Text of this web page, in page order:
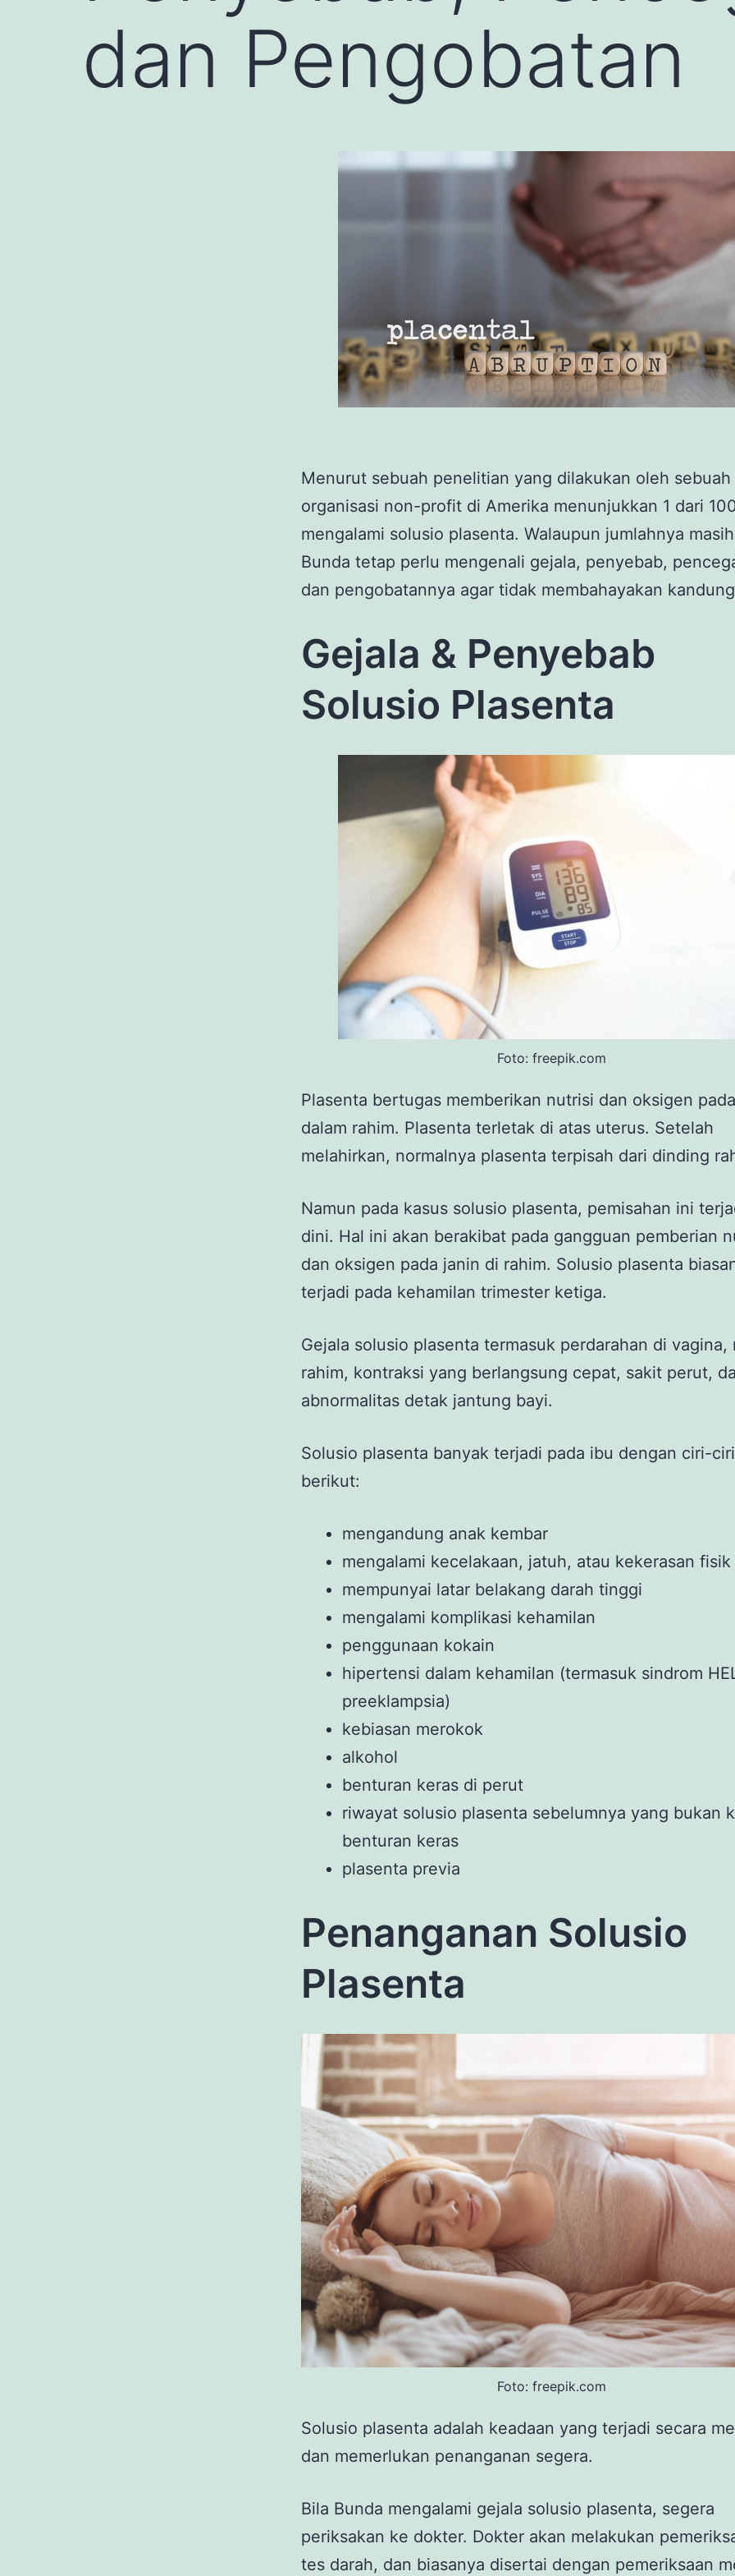
dan Pengobatan
Menurut sebuah penelitian yang dilakukan oleh sebuah
organisasi non-profit di Amerika menunjukkan 1 dari
mengalami solusio plasenta. Walaupun jumlahnya
Bunda tetap perlu mengenali gejala, penyebab,
dan pengobatannya agar tidak membahayakan
Gejala & Penyebab
Solusio Plasenta
Foto: freepik.com
Plasenta bertugas memberikan nutrisi dan oksigen
dalam rahim. Plasenta terletak di atas uterus. Setelah
melahirkan, normalnya plasenta terpisah dari dinding
Namun pada kasus solusio plasenta, pemisahan ini
dini. Hal ini akan berakibat pada gangguan pemberian
dan oksigen pada janin di rahim. Solusio plasenta
terjadi pada kehamilan trimester ketiga.
Gejala solusio plasenta termasuk perdarahan di vagina,
rahim, kontraksi yang berlangsung cepat, sakit perut,
abnormalitas detak jantung bayi.
Solusio plasenta banyak terjadi pada ibu dengan ciri-
berikut:
mengandung anak kembar
mengalami kecelakaan, jatuh, atau kekerasan fisik
mempunyai latar belakang darah tinggi
mengalami komplikasi kehamilan
penggunaan kokain
hipertensi dalam kehamilan (termasuk sindrom
preeklampsia)
kebiasan merokok
alkohol
benturan keras di perut
riwayat solusio plasenta sebelumnya yang bukan
benturan keras
plasenta previa
Penanganan Solusio
Plasenta
Foto: freepik.com
Solusio plasenta adalah keadaan yang terjadi secara
dan memerlukan penanganan segera.
Bila Bunda mengalami gejala solusio plasenta, segera
periksakan ke dokter. Dokter akan melakukan
tes darah, dan biasanya disertai dengan pemeriksaan